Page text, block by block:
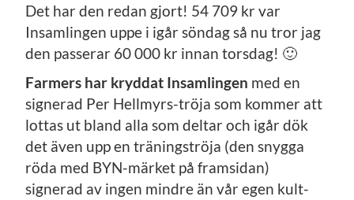
Det har den redan gjort! 54 709 kr var
Insamlingen uppe i igår söndag så nu tror jag
den passerar 60 000 kr innan torsdag! 🙂
Farmers har kryddat Insamlingen med en
signerad Per Hellmyrs-tröja som kommer att
lottas ut bland alla som deltar och igår dök
det även upp en träningströja (den snygga
röda med BYN-märket på framsidan)
signerad av ingen mindre än vår egen kult-